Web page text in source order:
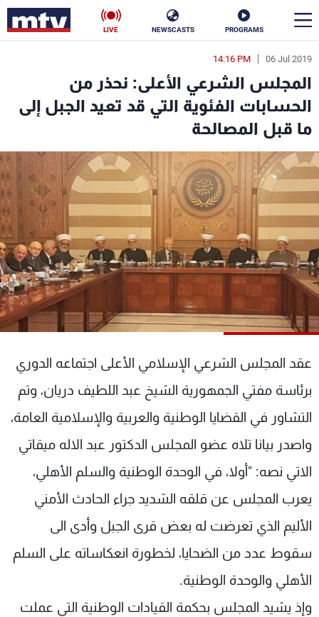
PROGRAMS
NEWSCASTS
LIVE
06 Jul 2019
14:16 PM
المجلس الشرعي الأعلى: نحذر من
الحسابات الفئوية التي قد تعيد الجبل إلى
ما قبل المصالحة
عقد المجلس الشرعي الإسلامي الأعلى اجتماعه الدوري
برئاسة مفتي الجمهورية الشيخ عبد اللطيف دريان، وتم
التشاور في القضايا الوطنية والعربية والإسلامية العامة،
واصدر بيانا تلاه عضو المجلس الدكتور عبد الاله ميقاتي
الاتي نصه: "أولا، في الوحدة الوطنية والسلم الأهلي،
يعرب المجلس عن قلقه الشديد جراء الحادث الأمني
الأليم الذي تعرضت له بعض قرى الجبل وأدى الى
سقوط عدد من الضحايا، لخطورة انعكاساته على السلم
الأهلي والوحدة الوطنية.
وإذ يشيد المجلس بحكمة القيادات الوطنية التي عملت
en
الأخبار
سياسة
إقتصاد فن
رياضة
كأس العالم
البرامج
جدول البرامج
شاهد البرامج
الترددات
عن MTV
الإنـتـاج
وظائف
تواصل معنا
سياسة الخصوصية